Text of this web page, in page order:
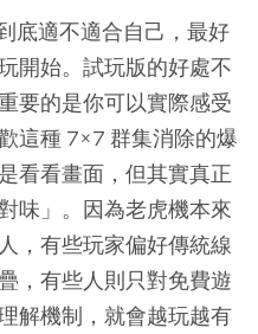
底適不適合自己，最好
開始。試玩版的好處不
要的是你可以實際感受
這種 7×7 群集消除的爆
看看畫面，但其實真正
味」。因為老虎機本來
，有些玩家偏好傳統線
，有些人則只對免費遊
解機制，就會越玩越有